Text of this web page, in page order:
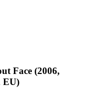
Face (2006,
EU)